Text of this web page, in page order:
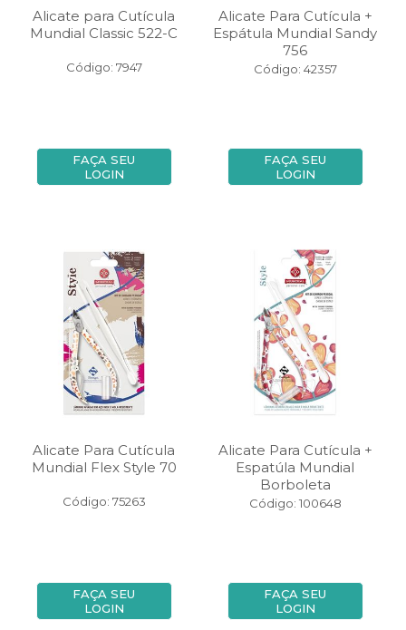
Alicate para Cutícula
Mundial Classic 522-C
Código: 7947
FAÇA SEU
LOGIN
Alicate Para Cutícula +
Espátula Mundial Sandy
756
Código: 42357
FAÇA SEU
LOGIN
Alicate Para Cutícula
Mundial Flex Style 70
Código: 75263
FAÇA SEU
LOGIN
Alicate Para Cutícula +
Espatúla Mundial
Borboleta
Código: 100648
FAÇA SEU
LOGIN